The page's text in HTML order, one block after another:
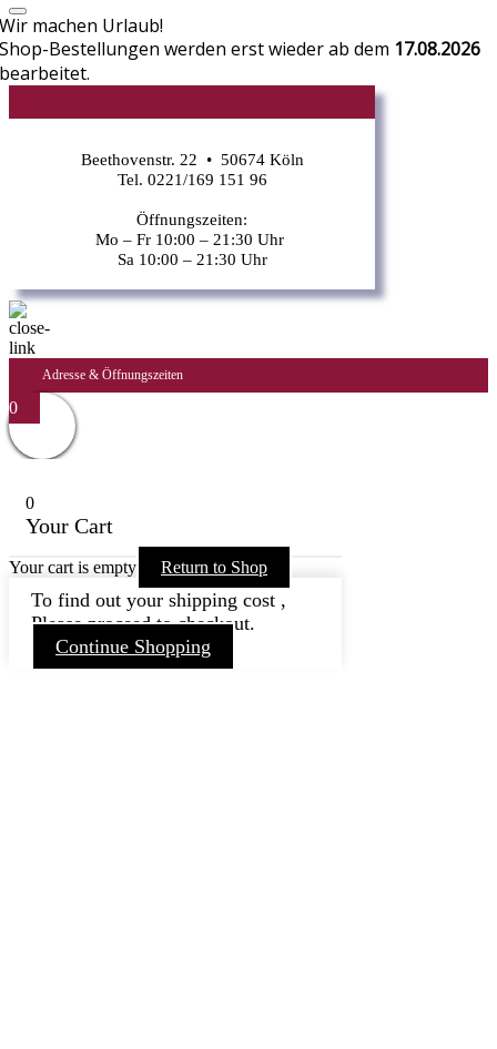
Wir machen Urlaub!
Shop-Bestellungen werden erst wieder ab dem 17.08.2026
bearbeitet.
Beethovenstr. 22 • 50674 Köln
Tel. 0221/169 151 96
Öffnungszeiten:
Mo – Fr 10:00 – 21:30 Uhr
Sa 10:00 – 21:30 Uhr
Adresse & Öffnungszeiten
0
0
Your Cart
Your cart is empty Return to Shop
To find out your shipping cost ,
Please proceed to checkout.
Continue Shopping